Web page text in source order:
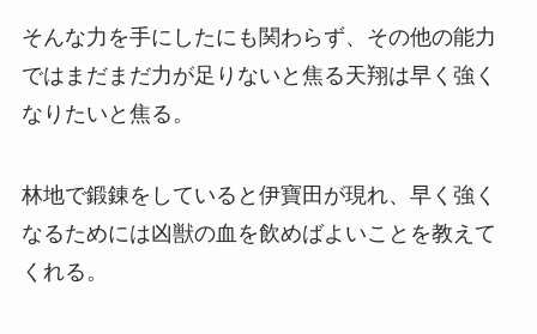
そんな力を手にしたにも関わらず、その他の能力
ではまだまだ力が足りないと焦る天翔は早く強く
なりたいと焦る。
林地で鍛錬をしていると伊寶田が現れ、早く強く
なるためには凶獣の血を飲めばよいことを教えて
くれる。